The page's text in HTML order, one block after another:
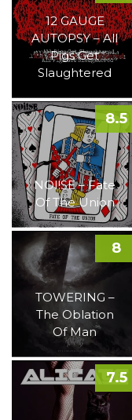
12 GAUGE
AUTOPSY – All
Pigs Get
Slaughtered
NOI!SE – Fate
Of The Union
8.5
TOWERING –
The Oblation
Of Man
8
7.5